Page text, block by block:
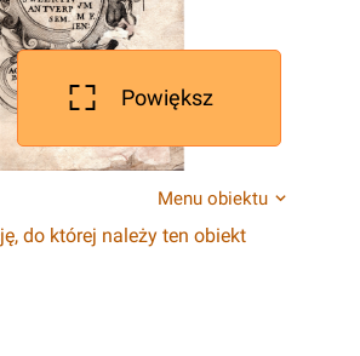
Powiększ
Menu obiektu
do której należy ten obiekt